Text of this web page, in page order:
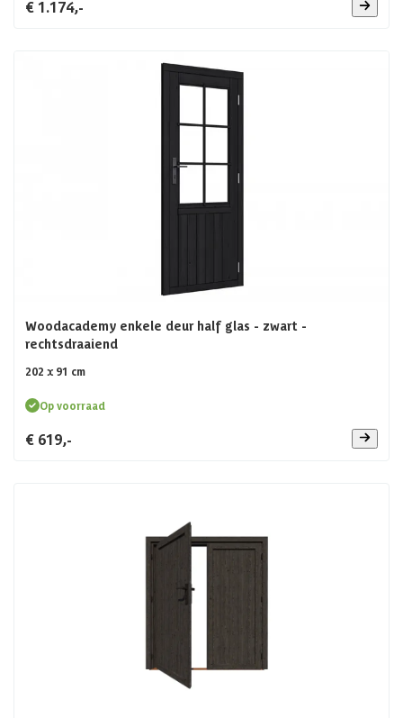
€ 1.174,-
Woodacademy enkele deur half glas - zwart -
rechtsdraaiend
202 x 91 cm
Op voorraad
€ 619,-